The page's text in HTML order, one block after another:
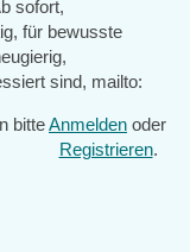
sofort,
für bewusste
sind, mailto:
bitteAnmelden oder
Registrieren.